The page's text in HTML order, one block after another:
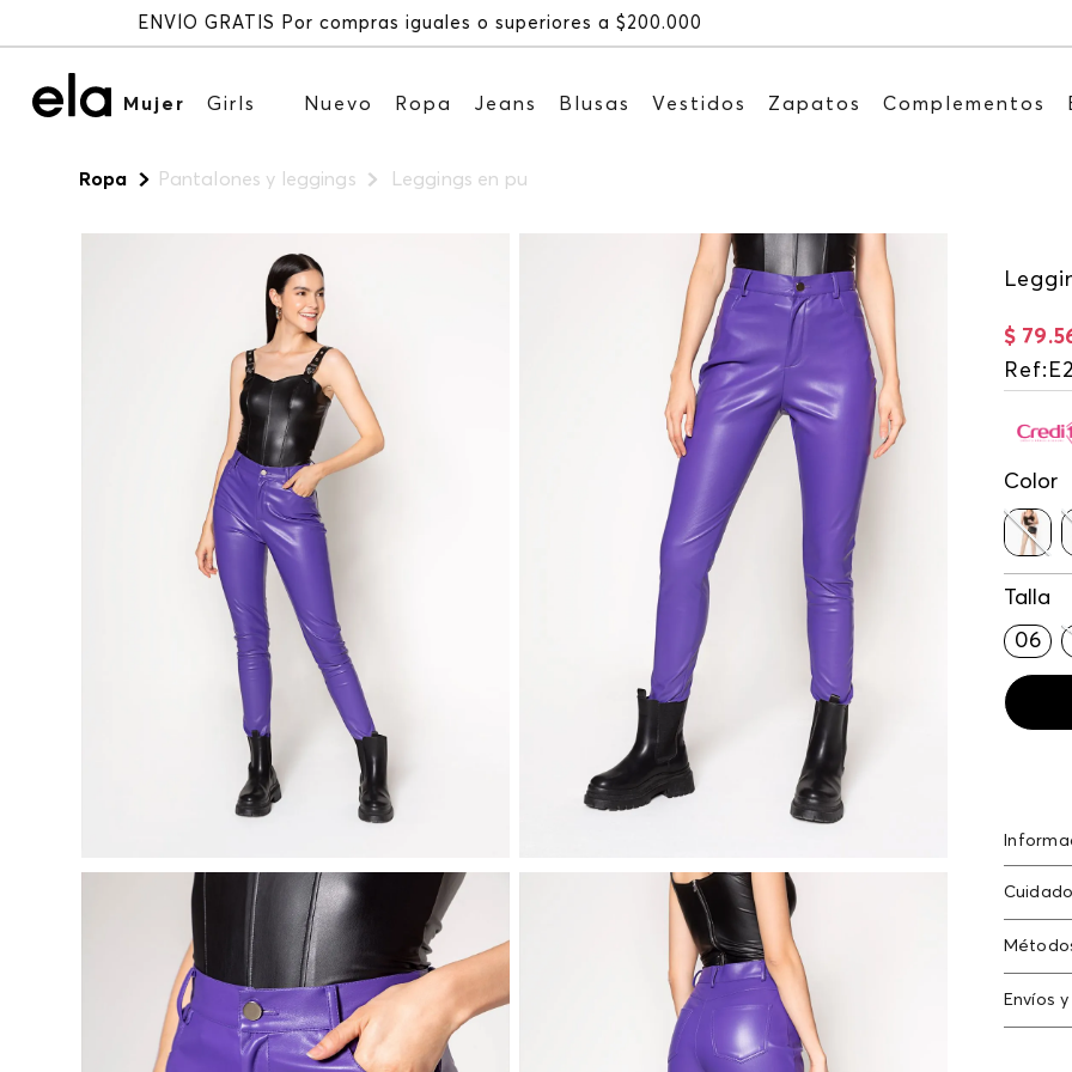
Mujer Girls Nuevo Ropa Jeans Blusas Vestidos Zapatos Complementos
Ropa Pantalones y leggings Leggings en pu
$ 79.
Ref:
Color
Talla
06
Lavado
no
Envíos